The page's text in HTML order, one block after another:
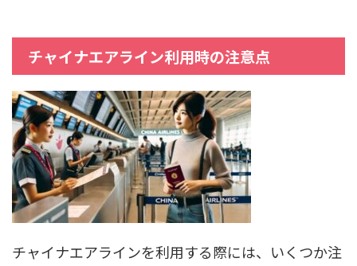
チャイナエアライン利用時の注意点
チャイナエアラインを利用する際には、いくつか注